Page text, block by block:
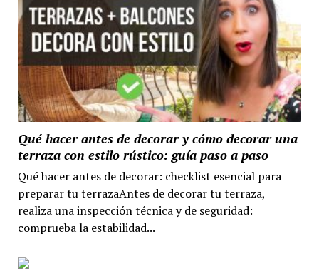
Qué hacer antes de decorar y cómo decorar una
terraza con estilo rústico: guía paso a paso
Qué hacer antes de decorar: checklist esencial para
preparar tu terrazaAntes de decorar tu terraza,
realiza una inspección técnica y de seguridad:
comprueba la estabilidad...